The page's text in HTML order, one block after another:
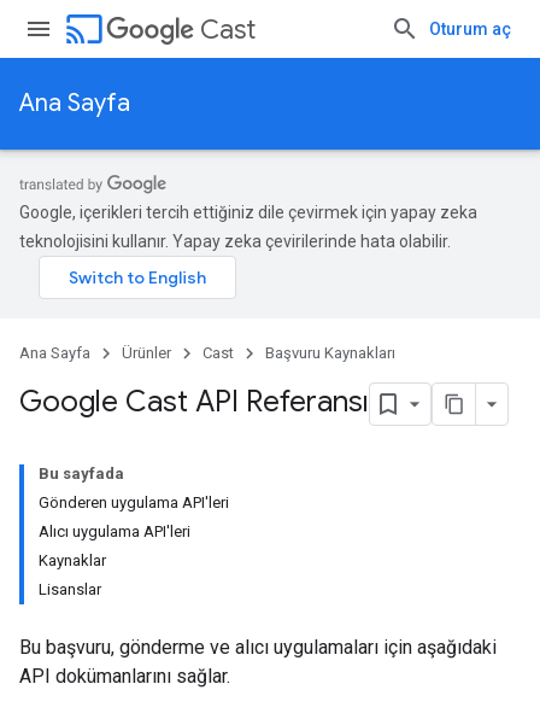
cast Cast Oturum aç
Ana Sayfa
Google, içerikleri tercih ettiğiniz dile çevirmek için yapay zeka
teknolojisini kullanır. Yapay zeka çevirilerinde hata olabilir.
Ana Sayfa Ürünler Cast Başvuru Kaynakları
Google Cast API Referansı
Bu sayfada
Gönderen uygulama API'leri
Alıcı uygulama API'leri
Kaynaklar
Lisanslar
Bu başvuru, gönderme ve alıcı uygulamaları için aşağıdaki
API dokümanlarını sağlar.